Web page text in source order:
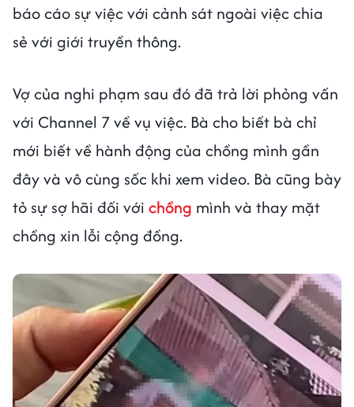
báo cáo sự việc với cảnh sát ngoài việc chia
sẻ với giới truyền thông.
Vợ của nghi phạm sau đó đã trả lời phỏng vấn
với Channel 7 về vụ việc. Bà cho biết bà chỉ
mới biết về hành động của chồng mình gần
đây và vô cùng sốc khi xem video. Bà cũng bày
tỏ sự sợ hãi đối với chồng mình và thay mặt
chồng xin lỗi cộng đồng.